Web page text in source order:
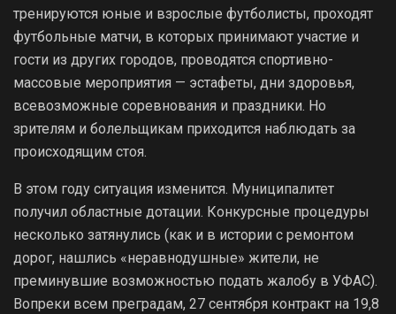
тренируются юные и взрослые футболисты, проходят
футбольные матчи, в которых принимают участие и
гости из других городов, проводятся спортивно-
массовые мероприятия — эстафеты, дни здоровья,
всевозможные соревнования и праздники. Но
зрителям и болельщикам приходится наблюдать за
происходящим стоя.
В этом году ситуация изменится. Муниципалитет
получил областные дотации. Конкурсные процедуры
несколько затянулись (как и в истории с ремонтом
дорог, нашлись «неравнодушные» жители, не
преминувшие возможностью подать жалобу в УФАС).
Вопреки всем преградам, 27 сентября контракт на 19,8